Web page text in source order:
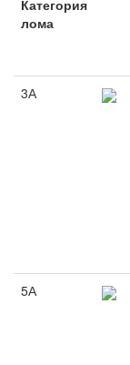
Категория
лома
3А
5А